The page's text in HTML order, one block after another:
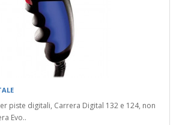
piste digitali, Carrera Digital 132 e 124, non
Evo..